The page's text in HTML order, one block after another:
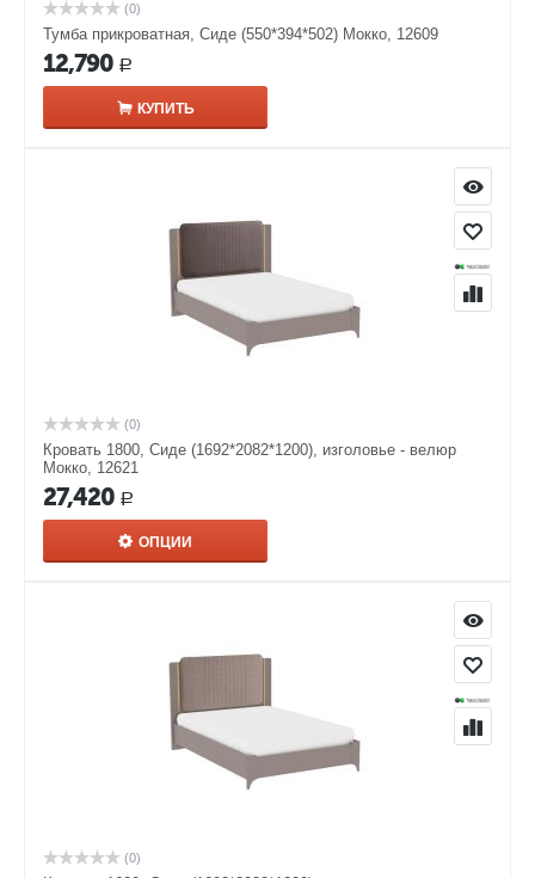
(0)
Тумба прикроватная, Сиде (550*394*502) Мокко, 12609
12,790 Р
КУПИТЬ
(0)
Кровать 1800, Сиде (1692*2082*1200), изголовье - велюр
Мокко, 12621
27,420 Р
ОПЦИИ
(0)